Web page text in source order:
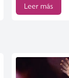
Leer más